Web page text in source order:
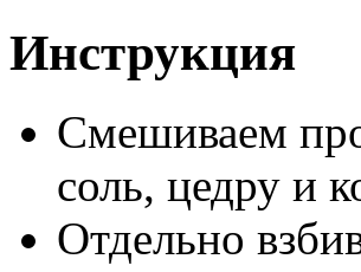
Инструкция
Смешиваем
соль, цедру и
Отдельно